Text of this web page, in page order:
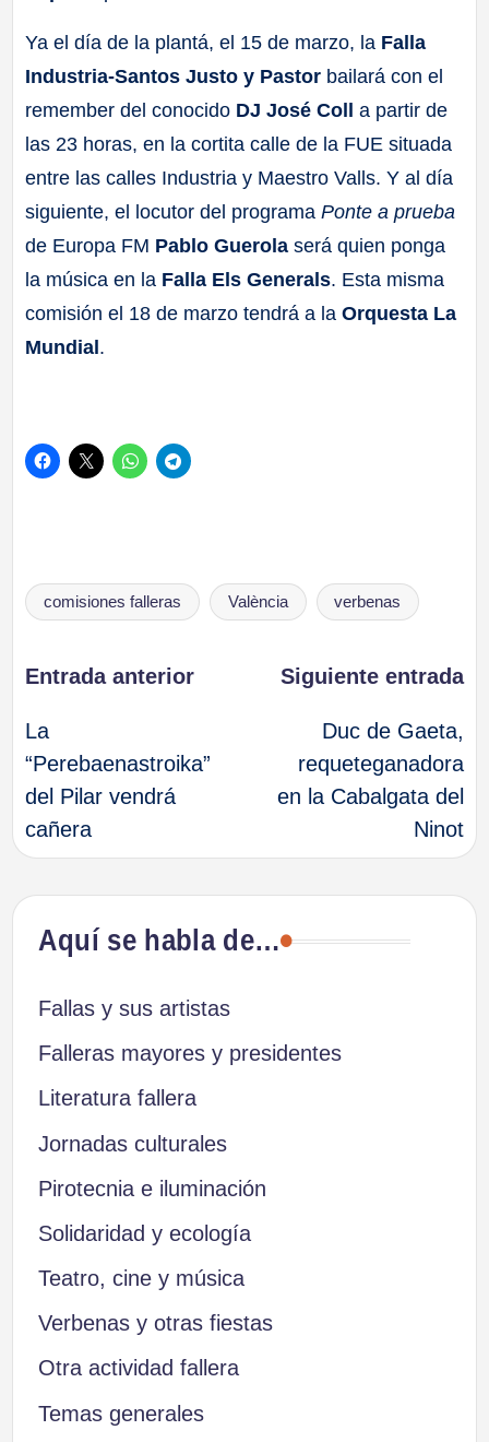
Ya el día de la plantá, el 15 de marzo, la Falla
Industria-Santos Justo y Pastor bailará con el
remember del conocido DJ José Coll
a partir de
las 23 horas, en la cortita calle de la FUE situada
entre las calles Industria y Maestro Valls. Y al día
siguiente, el locutor del programaPonte a prueba
de Europa FM Pablo Guerola será quien ponga
la música en la Falla Els Generals. Esta misma
comisión el 18 de marzo tendrá a laOrquesta La
Mundial .
Etiquetas:
comisiones falleras València verbenas
Navegación
de
entradas
Entrada anterior
La
“Perebaenastroika”
del Pilar vendrá
cañera
Siguiente entrada
Duc de Gaeta,
requeteganadora
en la Cabalgata del
Ninot
Aquí se habla de…
Fallas y sus artistas
Falleras mayores y presidentes
Literatura fallera
Jornadas culturales
Pirotecnia e iluminación
Solidaridad y ecología
Teatro, cine y música
Verbenas y otras fiestas
Otra actividad fallera
Temas generales